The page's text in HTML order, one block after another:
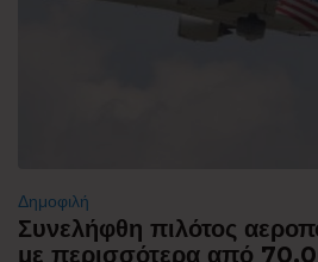
Δημοφιλή
Συνελήφθη πιλότος
με περισσότερα από